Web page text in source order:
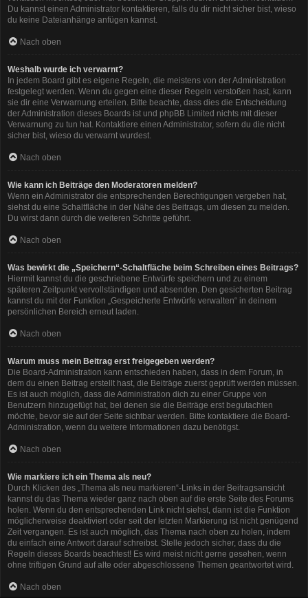
Du kannst einen Administrator kontaktieren, falls du dir nicht sicher bist, wieso
du keine Dateianhänge anfügen kannst.
Nach oben
Weshalb wurde ich verwarnt?
In jedem Board gibt es eigene Regeln, die meistens von der Administration
festgelegt werden. Wenn du gegen eine dieser Regeln verstoßen hast, kann
sie dir eine Verwarnung erteilen. Bitte beachte, dass dies die Entscheidung
der Administration dieses Boards ist und phpBB Limited nichts mit dieser
Verwarnung zu tun hat. Kontaktiere einen Administrator, sofern du die nicht
sicher bist, wieso du verwarnt wurdest.
Nach oben
Wie kann ich Beiträge den Moderatoren melden?
Wenn ein Administrator die entsprechenden Berechtigungen vergeben hat,
siehst du eine Schaltfläche in der Nähe des Beitrags, um diesen zu melden.
Du wirst dann durch die weiteren Schritte geführt.
Nach oben
Was bewirkt die „Speichern“-Schaltfläche beim Schreiben eines Beitrags?
Hiermit kannst du die geschriebene Entwürfe speichern und zu einem
späteren Zeitpunkt vervollständigen und absenden. Den gesicherten Beitrag
kannst du mit der Funktion „Gespeicherte Entwürfe verwalten“ in deinem
persönlichen Bereich erneut laden.
Nach oben
Warum muss mein Beitrag erst freigegeben werden?
Die Board-Administration kann entschieden haben, dass in dem Forum, in
dem du einen Beitrag erstellt hast, die Beiträge zuerst geprüft werden müssen.
Es ist auch möglich, dass die Administration dich zu einer Gruppe von
Benutzern hinzugefügt hat, bei denen sie die Beiträge erst begutachten
möchte, bevor sie auf der Seite sichtbar werden. Bitte kontaktiere die Board-
Administration, wenn du weitere Informationen dazu benötigst.
Nach oben
Wie markiere ich ein Thema als neu?
Durch Klicken des „Thema als neu markieren“-Links in der Beitragsansicht
kannst du das Thema wieder ganz nach oben auf die erste Seite des Forums
holen. Wenn du den entsprechenden Link nicht siehst, dann ist die Funktion
möglicherweise deaktiviert oder seit der letzten Markierung ist nicht genügend
Zeit vergangen. Es ist auch möglich, das Thema nach oben zu holen, indem
du einfach eine Antwort darauf schreibst. Stelle jedoch sicher, dass du die
Regeln dieses Boards beachtest! Es wird meist nicht gerne gesehen, wenn
ohne triftigen Grund auf alte oder abgeschlossene Themen geantwortet wird.
Nach oben